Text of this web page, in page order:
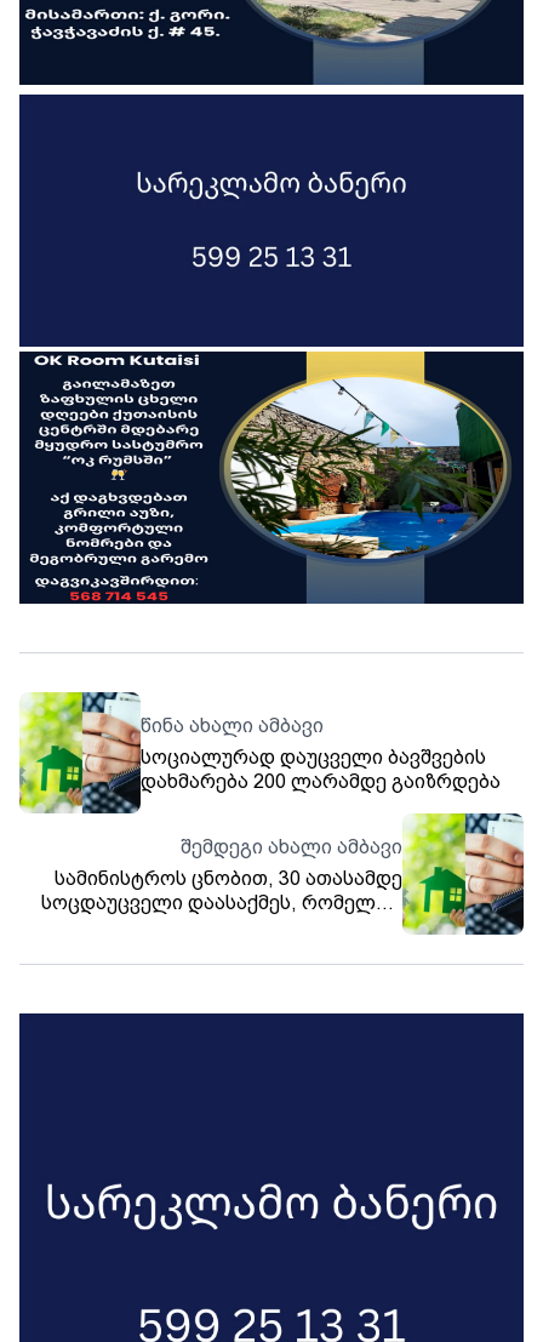
წინა ახალი ამბავი
სოციალურად დაუცველი ბავშვების
დახმარება 200 ლარამდე გაიზრდება
შემდეგი ახალი ამბავი
სამინისტროს ცნობით, 30 ათასამდე
სოცდაუცველი დაასაქმეს, რომელთა